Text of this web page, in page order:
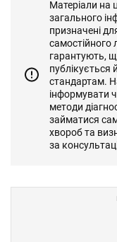
Матеріали на
загального
призначені
самостійного
гарантують,
стандартам.
інформувати
методи
займатися
хвороб та
за